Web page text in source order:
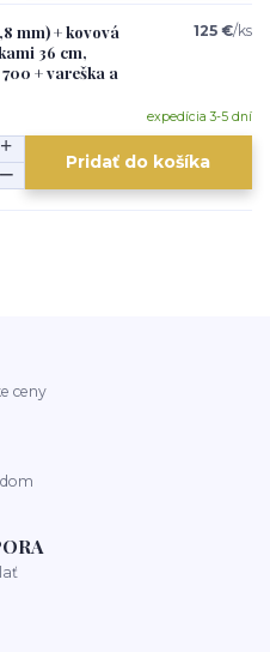
mm) + kovová
36 cm,
+ vareška a
125 €/ks
expedícia 3-5 dní
Pridať do košíka
ceny